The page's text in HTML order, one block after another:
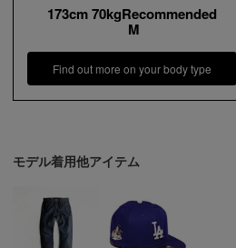
173cm 70kgRecommended
M
Find out more on your body type
モデル着用他アイテム